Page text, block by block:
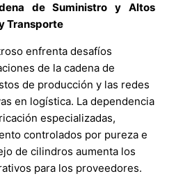
de Suministro y Altos
Transporte
enfrenta desafíos
de la cadena de
de producción y las redes
en logística. La dependencia
especializadas,
controlados por pureza e
de cilindros aumenta los
para los proveedores.